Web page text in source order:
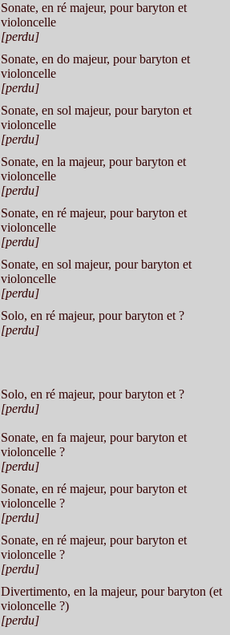
Sonate, en ré majeur, pour baryton et
violoncelle
[perdu]
Sonate, en do majeur, pour baryton et
violoncelle
[perdu]
Sonate, en sol majeur, pour baryton et
violoncelle
[perdu]
Sonate, en la majeur, pour baryton et
violoncelle
[perdu]
Sonate, en ré majeur, pour baryton et
violoncelle
[perdu]
Sonate, en sol majeur, pour baryton et
violoncelle
[perdu]
Solo, en ré majeur, pour baryton et ?
[perdu]
Solo, en ré majeur, pour baryton et ?
[perdu]
Sonate, en fa majeur, pour baryton et
violoncelle ?
[perdu]
Sonate, en ré majeur, pour baryton et
violoncelle ?
[perdu]
Sonate, en ré majeur, pour baryton et
violoncelle ?
[perdu]
Divertimento, en la majeur, pour baryton (et
violoncelle ?)
[perdu]